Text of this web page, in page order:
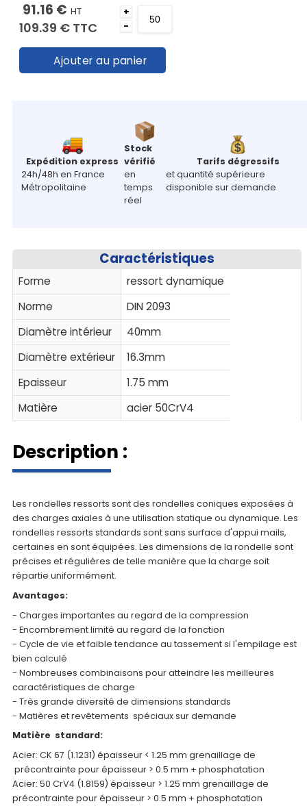
91.16 € HT
109.39 € TTC
+
-
Ajouter au panier
Expédition express
24h/48h en France
Métropolitaine
Stock
vérifié
en
temps
réel
Tarifs dégressifs
et quantité supérieure
disponible sur demande
Caractéristiques
Forme
ressort dynamique
Norme
DIN 2093
Diamètre intérieur
40mm
Diamètre extérieur
16.3mm
Epaisseur
1.75 mm
Matière
acier 50CrV4
Description :
Les rondelles ressorts sont des rondelles coniques exposées à
des charges axiales à une utilisation statique ou dynamique. Les
rondelles ressorts standards sont sans surface d'appui mails,
certaines en sont équipées. Les dimensions de la rondelle sont
précises et régulières de telle manière que la charge soit
répartie uniformément.
Avantages:
- Charges importantes au regard de la compression
- Encombrement limité au regard de la fonction
- Cycle de vie et faible tendance au tassement si l'empilage est
bien calculé
- Nombreuses combinaisons pour atteindre les meilleures
caractéristiques de charge
- Très grande diversité de dimensions standards
- Matières et revêtements spéciaux sur demande
Matière standard:
Acier: CK 67 (1.1231) épaisseur < 1.25 mm grenaillage de
précontrainte pour épaisseur > 0.5 mm + phosphatation
Acier: 50 CrV4 (1.8159) épaisseur > 1.25 mm grenaillage de
précontrainte pour épaisseur > 0.5 mm + phosphatation